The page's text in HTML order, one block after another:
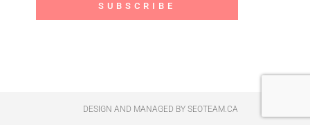
SUBSCRIBE
DESIGN AND MANAGED BY SEOTEAM.CA